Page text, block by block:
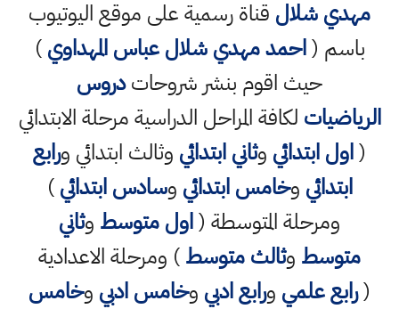
مهدي شلال قناة رسمية على موقع اليوتيوب
باسم (احمد مهدي شلال عباس المهداوي)
حيث اقوم بنشر شروحاتدروس
الرياضيات لكافة المراحل الدراسية مرحلة الابتدائي
(اول ابتدائي وثاني ابتدائي وثالث ابتدائي ورابع
ابتدائي وخامس ابتدائي وسادس ابتدائي)
ومرحلة المتوسطة (اول متوسط وثاني
متوسط وثالث متوسط) ومرحلة الاعدادية
(رابع علمي ورابع ادبي وخامس ادبي وخامس